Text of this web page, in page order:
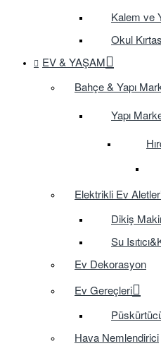
Kalem ve
Okul
EV & YAŞAM
Bahçe & Yapı
Yapı
Elektrikli Ev
Dikiş
Su
Ev Dekorasyon
Ev Gereçleri
Hava Nemlendirici